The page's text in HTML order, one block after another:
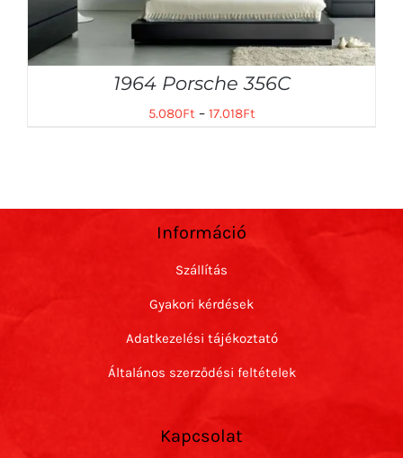
1964 Porsche 356C
5.080Ft– 17.018Ft
Információ
Szállítás
Gyakori kérdések
Adatkezelési tájékoztató
Általános szerződési feltételek
Kapcsolat